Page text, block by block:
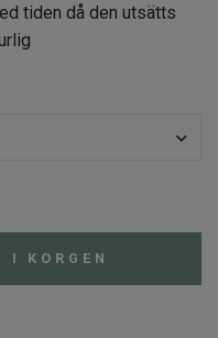
tiden då den utsätts
I KORGEN